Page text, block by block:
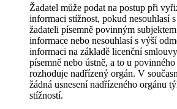
Žadatel může podat na postup při
informaci stížnost, pokud nesouhlasí
žadateli písemně povinným
informace nebo nesouhlasí s výší
informaci na základě licenční
písemně nebo ústně, a to u
rozhoduje nadřízený orgán. V
žádná usnesení nadřízeného orgánu
stížností.